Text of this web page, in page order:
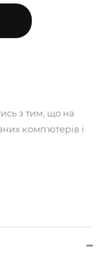
з тим, що на
компʼютерів і